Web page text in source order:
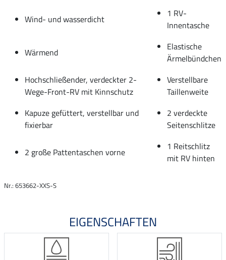
Wind- und wasserdicht
1 RV-
Innentasche
Wärmend
Elastische
Ärmelbündchen
Hochschließender, verdeckter 2-
Wege-Front-RV mit Kinnschutz
Verstellbare
Taillenweite
Kapuze gefüttert, verstellbar und
fixierbar
2 verdeckte
Seitenschlitze
2 große Pattentaschen vorne
1 Reitschlitz
mit RV hinten
Nr.: 653662-XXS-S
EIGENSCHAFTEN